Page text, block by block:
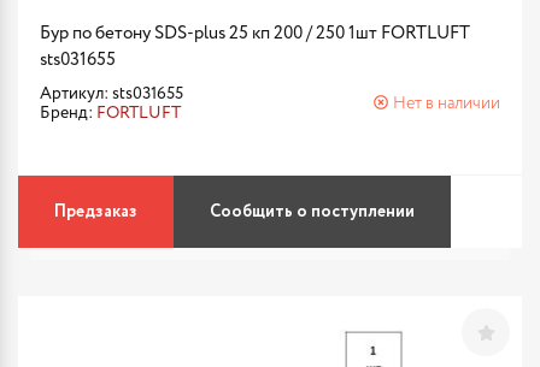
Бур по бетону SDS-plus 25 кп 200 / 250 1шт FORTLUFT
sts031655
Артикул: sts031655
Бренд: FORTLUFT
Нет в наличии
Предзаказ Сообщить о поступлении